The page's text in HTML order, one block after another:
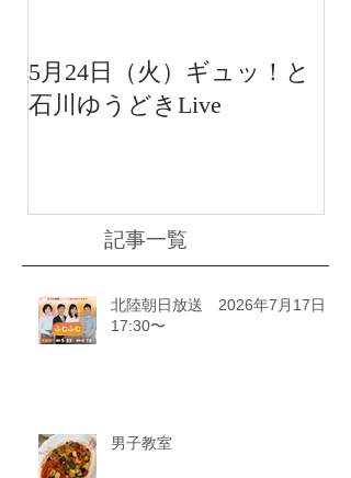
5月24日（火）ギュッ！と
石川ゆうどきLive
記事一覧
北陸朝日放送 2026年7月17日
17:30〜
男子教室